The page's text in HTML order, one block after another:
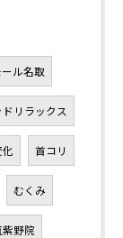
ル名取
ドリラックス
首コリ
むくみ
紫野院